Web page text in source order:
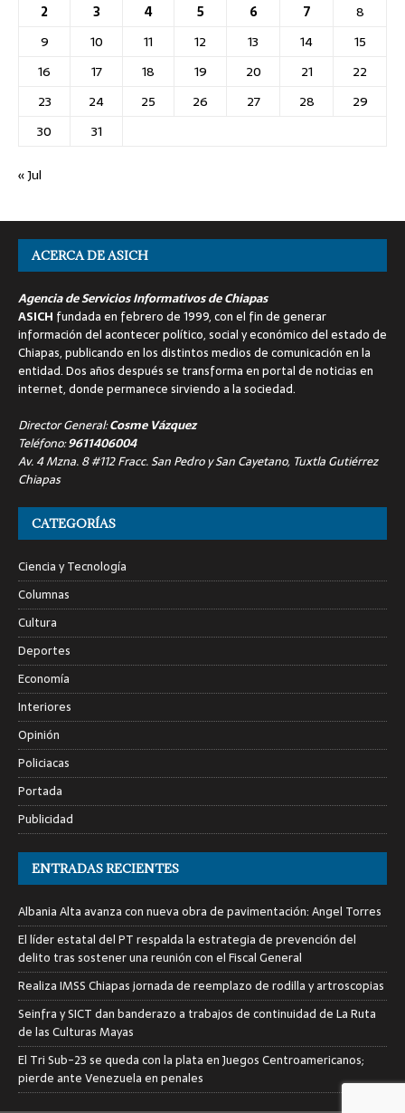
2
3 4 5 6 7
8
9
10 11 12 13 14
15
16
17 18 19 20 21
22
23
24 25 26 27 28
29
30
31
« Jul
ACERCA DE ASICH
Agencia de Servicios Informativos de Chiapas
ASICH fundada en febrero de 1999, con el fin de generar
información del acontecer político, social y económico del estado de
Chiapas, publicando en los distintos medios de comunicación en la
entidad. Dos años después se transforma en portal de noticias en
internet, donde permanece sirviendo a la sociedad.
Director General:Cosme Vázquez
Teléfono:9611406004
Av. 4 Mzna. 8 #112 Fracc. San Pedro y San Cayetano, Tuxtla Gutiérrez
Chiapas
CATEGORÍAS
Ciencia y Tecnología
Columnas
Cultura
Deportes
Economía
Interiores
Opinión
Policiacas
Portada
Publicidad
ENTRADAS RECIENTES
Albania Alta avanza con nueva obra de pavimentación: Angel Torres
El líder estatal del PT respalda la estrategia de prevención del
delito tras sostener una reunión con el Fiscal General
Realiza IMSS Chiapas jornada de reemplazo de rodilla y artroscopias
Seinfra y SICT dan banderazo a trabajos de continuidad de La Ruta
de las Culturas Mayas
El Tri Sub-23 se queda con la plata en Juegos Centroamericanos;
pierde ante Venezuela en penales